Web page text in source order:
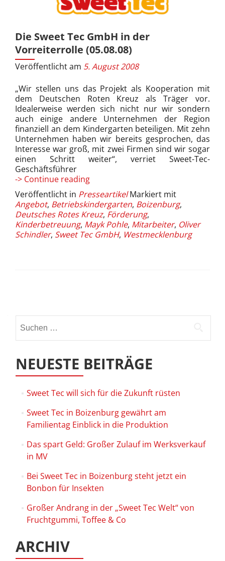
Die Sweet Tec GmbH in der
Vorreiterrolle (05.08.08)
Veröffentlicht am 5. August 2008
„Wir stellen uns das Projekt als Kooperation mit
dem Deutschen Roten Kreuz als Träger vor.
Idealerweise werden sich nicht nur wir sondern
auch einige andere Unternehmen der Region
finanziell an dem Kindergarten beteiligen. Mit zehn
Unternehmen haben wir bereits gesprochen, das
Interesse war groß, mit zwei Firmen sind wir sogar
einen Schritt weiter“, verriet Sweet-Tec-
Geschäftsführer
-> Continue readingDie
Tec
GmbH
in
der
Vorreiterrolle
Veröffentlicht in Presseartikel Markiert mit
Angebot, Betriebskindergarten, Boizenburg,
Deutsches Rotes Kreuz, Förderung,
Kinderbetreuung, Mayk Pohle, Mitarbeiter, Oliver
Schindler, Sweet Tec GmbH, Westmecklenburg
Navigation
nach:
NEUESTE BEITRÄGE
Sweet Tec will sich für die Zukunft rüsten
Sweet Tec in Boizenburg gewährt am
Familientag Einblick in die Produktion
Das spart Geld: Großer Zulauf im Werksverkauf
in MV
Bei Sweet Tec in Boizenburg steht jetzt ein
Bonbon für Insekten
Großer Andrang in der „Sweet Tec Welt“ von
Fruchtgummi, Toffee & Co
ARCHIV